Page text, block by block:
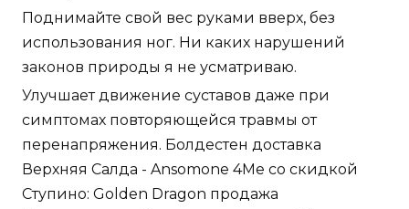
Поднимайте свой вес руками вверх, без
использования ног. Ни каких нарушений
законов природы я не усматриваю.
Улучшает движение суставов даже при
симптомах повторяющейся травмы от
перенапряжения. Болдестен доставка
Верхняя Салда - Ansomone 4Me со скидкой
Ступино: Golden Dragon продажа